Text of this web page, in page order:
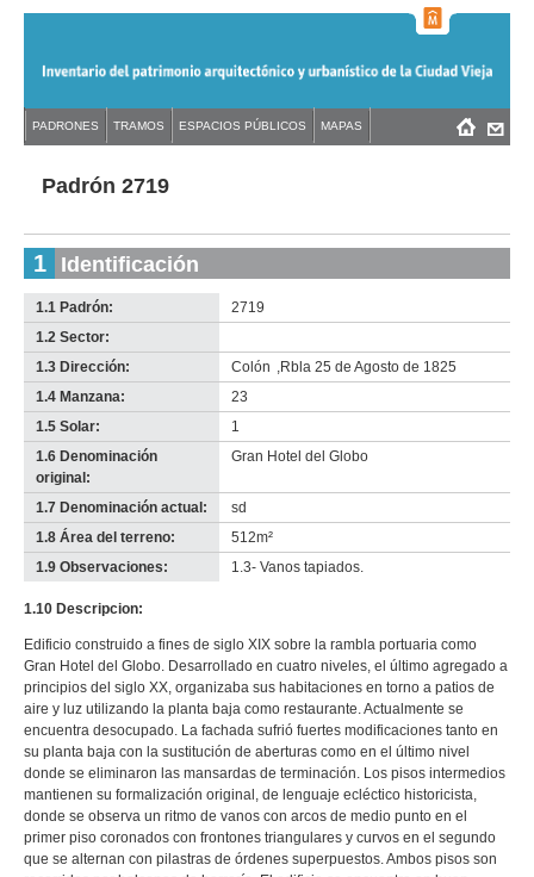
navigation
Back
topPadrón 2719
1 Identificación
1.1 Padrón:
2719
1.2 Sector:
no
info-
1.3 Dirección: Colón ,Rbla 25 de Agosto de 1825
1.4 Manzana:
23
1.5 Solar:
1
1.6 Denominación
original:
Gran Hotel del Globo
1.7 Denominación actual:
sd
1.8 Área del terreno:
512m²
1.9 Observaciones:
1.3- Vanos tapiados.
1.10 Descripcion:
Edificio construido a fines de siglo XIX sobre la rambla portuaria como
Gran Hotel del Globo. Desarrollado en cuatro niveles, el último agregado a
principios del siglo XX, organizaba sus habitaciones en torno a patios de
aire y luz utilizando la planta baja como restaurante. Actualmente se
encuentra desocupado. La fachada sufrió fuertes modificaciones tanto en
su planta baja con la sustitución de aberturas como en el último nivel
donde se eliminaron las mansardas de terminación. Los pisos intermedios
mantienen su formalización original, de lenguaje ecléctico historicista,
donde se observa un ritmo de vanos con arcos de medio punto en el
primer piso coronados con frontones triangulares y curvos en el segundo
que se alternan con pilastras de órdenes superpuestos. Ambos pisos son
Back
to Menú
PADRONES TRAMOS ESPACIOS PÚBLICOS MAPAS